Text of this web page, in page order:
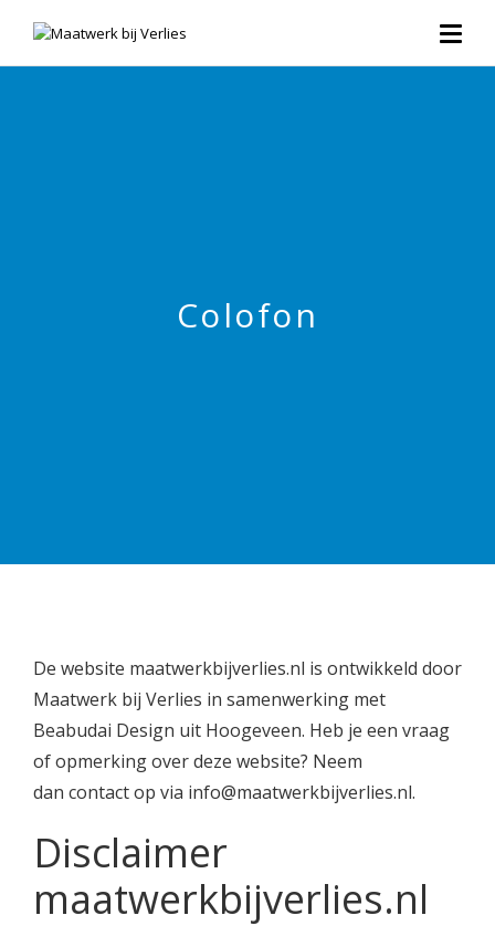
Colofon
De website maatwerkbijverlies.nl is ontwikkeld door
Maatwerk bij Verlies in samenwerking met
Beabudai Design uit Hoogeveen. Heb je een vraag
of opmerking over deze website? Neem
dan contact op via info@maatwerkbijverlies.nl.
Disclaimer
maatwerkbijverlies.nl